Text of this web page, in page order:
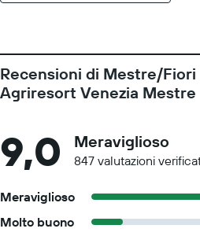
Recensioni di Mestre/
Agriresort Venezia Mestre
9,0 Meraviglioso
847 valutazioni
Meraviglioso
Molto buono